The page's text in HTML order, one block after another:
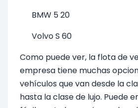
BMW 5 20
Volvo S 60
Como puede ver, la flota de
empresa tiene muchas
vehículos que van desde la
hasta la clase de lujo. Puede